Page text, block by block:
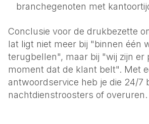
branchegenoten met
Conclusie voor de drukbezette
lat ligt niet meer bij "binnen één
terugbellen", maar bij "wij zijn er
moment dat de klant belt". Met
antwoordservice heb je die 24/7
nachtdienstroosters of overuren.